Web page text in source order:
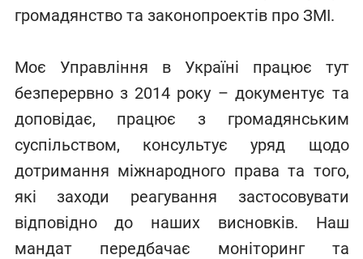
громадянство та законопроектів про ЗМІ.
Моє Управління в Україні працює тут
безперервно з 2014 року – документує та
доповідає, працює з громадянським
суспільством, консультує уряд щодо
дотримання міжнародного права та того,
які заходи реагування застосовувати
відповідно до наших висновків. Наш
мандат передбачає моніторинг та